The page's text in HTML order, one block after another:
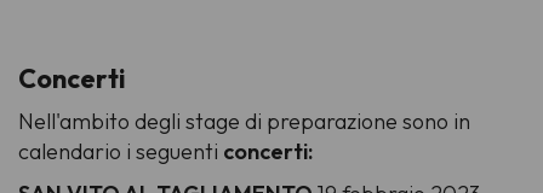
Concerti
Nell'ambito degli stage di preparazione sono in
calendario i seguenti concerti: